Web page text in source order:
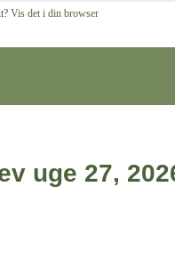
Vis det i din browser
uge 27,